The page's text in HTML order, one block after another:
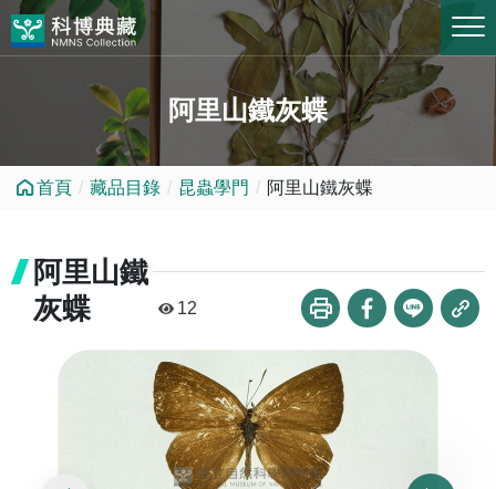
跳到中央內容區塊
阿里山鐵灰蝶
首頁 藏品目錄 昆蟲學門 阿里山鐵灰蝶
阿里山鐵
灰蝶
12